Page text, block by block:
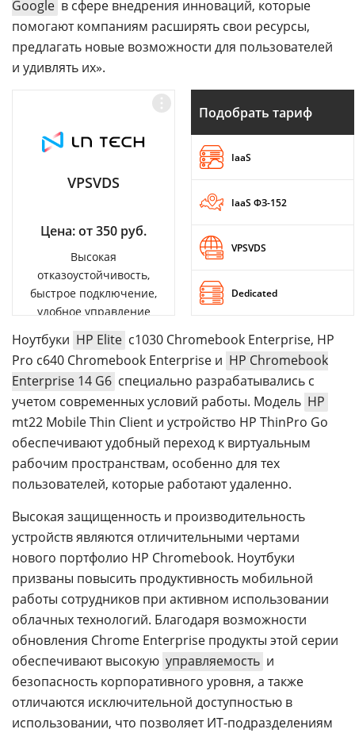
Google в сфере внедрения инноваций, которые
помогают компаниям расширять свои ресурсы,
предлагать новые возможности для пользователей
и удивлять их».
VPSVDS
Цена: от 350 руб.
Высокая
отказоустойчивость,
быстрое подключение,
удобное управление
Подобрать тариф
IaaS
IaaS ФЗ-152
VPSVDS
Dedicated
Ноутбуки HP Elite c1030 Chromebook Enterprise, HP
Pro c640 Chromebook Enterprise и HP Chromebook
Enterprise 14 G6 специально разрабатывались с
учетом современных условий работы. Модель HP
mt22 Mobile Thin Client и устройство HP ThinPro Go
обеспечивают удобный переход к виртуальным
рабочим пространствам, особенно для тех
пользователей, которые работают удаленно.
Высокая защищенность и производительность
устройств являются отличительными чертами
нового портфолио HP Chromebook. Ноутбуки
призваны повысить продуктивность мобильной
работы сотрудников при активном использовании
облачных технологий. Благодаря возможности
обновления Chrome Enterprise продукты этой серии
обеспечивают высокую управляемость и
безопасность корпоративного уровня, а также
отличаются исключительной доступностью в
использовании, что позволяет ИТ-подразделениям